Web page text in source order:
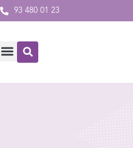
93 480 01 23